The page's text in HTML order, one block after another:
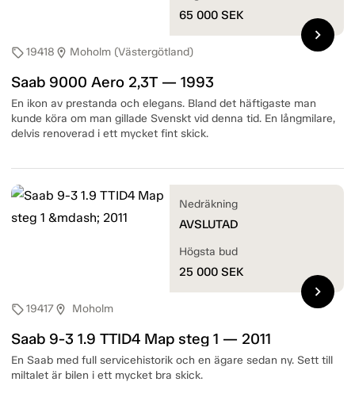
sell19418 location_on Moholm (Västergötland)
Saab 9000 Aero 2,3T — 1993
En ikon av prestanda och elegans. Bland det häftigaste man
kunde köra om man gillade Svenskt vid denna tid. En långmilare,
delvis renoverad i ett mycket fint skick.
65 000 SEK
chevron_right
sell19417location_on Moholm
Saab 9-3 1.9 TTID4 Map steg 1 — 2011
En Saab med full servicehistorik och en ägare sedan ny. Sett till
miltalet är bilen i ett mycket bra skick.
Nedräkning
AVSLUTAD
Högsta bud
25 000 SEK
chevron_right